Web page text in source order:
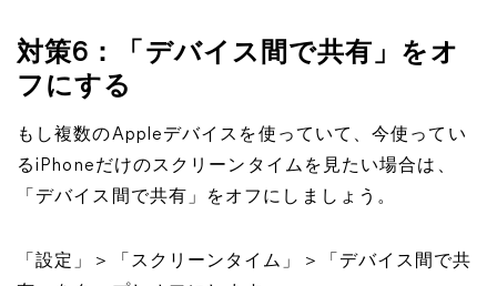
対策6：「デバイス間で共有」をオ
フにする
もし複数のAppleデバイスを使っていて、今使ってい
るiPhoneだけのスクリーンタイムを見たい場合は、
「デバイス間で共有」をオフにしましょう。
「設定」＞「スクリーンタイム」＞「デバイス間で共